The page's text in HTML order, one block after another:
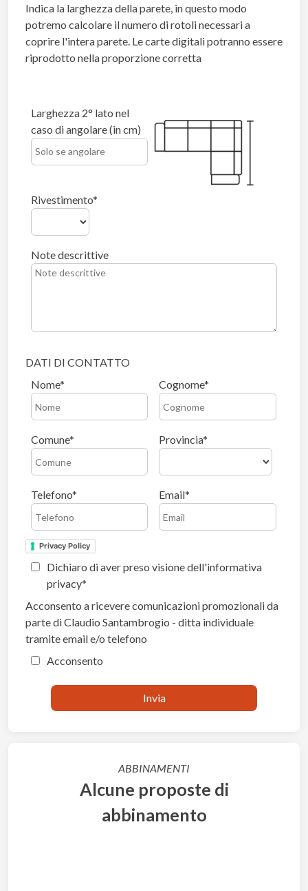
Indica la larghezza della parete, in questo modo
potremo calcolare il numero di rotoli necessari a
coprire l'intera parete. Le carte digitali potranno essere
riprodotto nella proporzione corretta
Larghezza 2° lato nel
caso di angolare (in cm)
Rivestimento
Note descrittive
DATI DI CONTATTO
Nome
Cognome
Comune Provincia
Telefono Email
Privacy Policy
Dichiaro di aver preso visione dell'informativa
privacy
Acconsento a ricevere comunicazioni promozionali da
parte di Claudio Santambrogio - ditta individuale
tramite email e/o telefono
Acconsento
ABBINAMENTI
Alcune proposte di
abbinamento